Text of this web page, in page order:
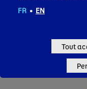
Communiqués
FR • EN
Tout